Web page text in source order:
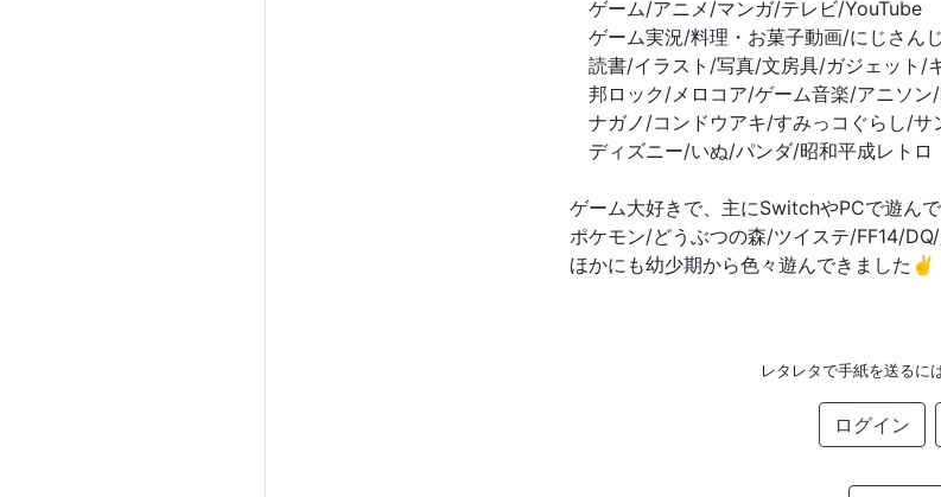
ゲーム/アニメ/マンガ/テレビ/YouTube
ゲーム実況/料理・お菓子動画/にじさんじ
読書/イラスト/写真/文房具/ガジェット/
邦ロック/メロコア/ゲーム音楽/アニソン
ナガノ/コンドウアキ/すみっコぐらし/サ
ディズニー/いぬ/パンダ/昭和平成レトロ
ゲーム大好きで、主にSwitchやPCで遊んで
ポケモン/どうぶつの森/ツイステ/FF14/
ほかにも幼少期から色々遊んできました✌️
レタレタで手紙を送るに
ログイン